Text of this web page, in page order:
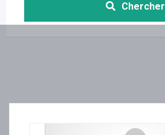
Chercher